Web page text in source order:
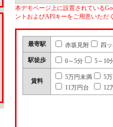
本デモページ上に設置されている
ントおよびAPIキーをご用意いただ
最寄駅 赤坂見附 四
駅徒歩 0～5分 5～10
賃料
5万円未満
5
11万円台
12